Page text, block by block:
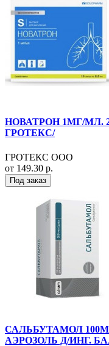
НОВАТРОН 1МГ/МЛ.
ГРОТЕКС/
ГРОТЕКС ООО
от 149.30 р.
Под заказ
САЛЬБУТАМОЛ
АЭРОЗОЛЬ Д/ИНГ.